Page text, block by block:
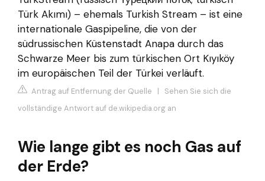
Türk Akımı) – ehemals Turkish Stream – ist eine
internationale Gaspipeline, die von der
südrussischen Küstenstadt Anapa durch das
Schwarze Meer bis zum türkischen Ort Kıyıköy
im europäischen Teil der Türkei verläuft.
Antrag auf Entfernung der Quelle | Sehen Sie sich die
vollständige Antwort auf de.wikipedia.org an
Wie lange gibt es noch Gas auf
der Erde?